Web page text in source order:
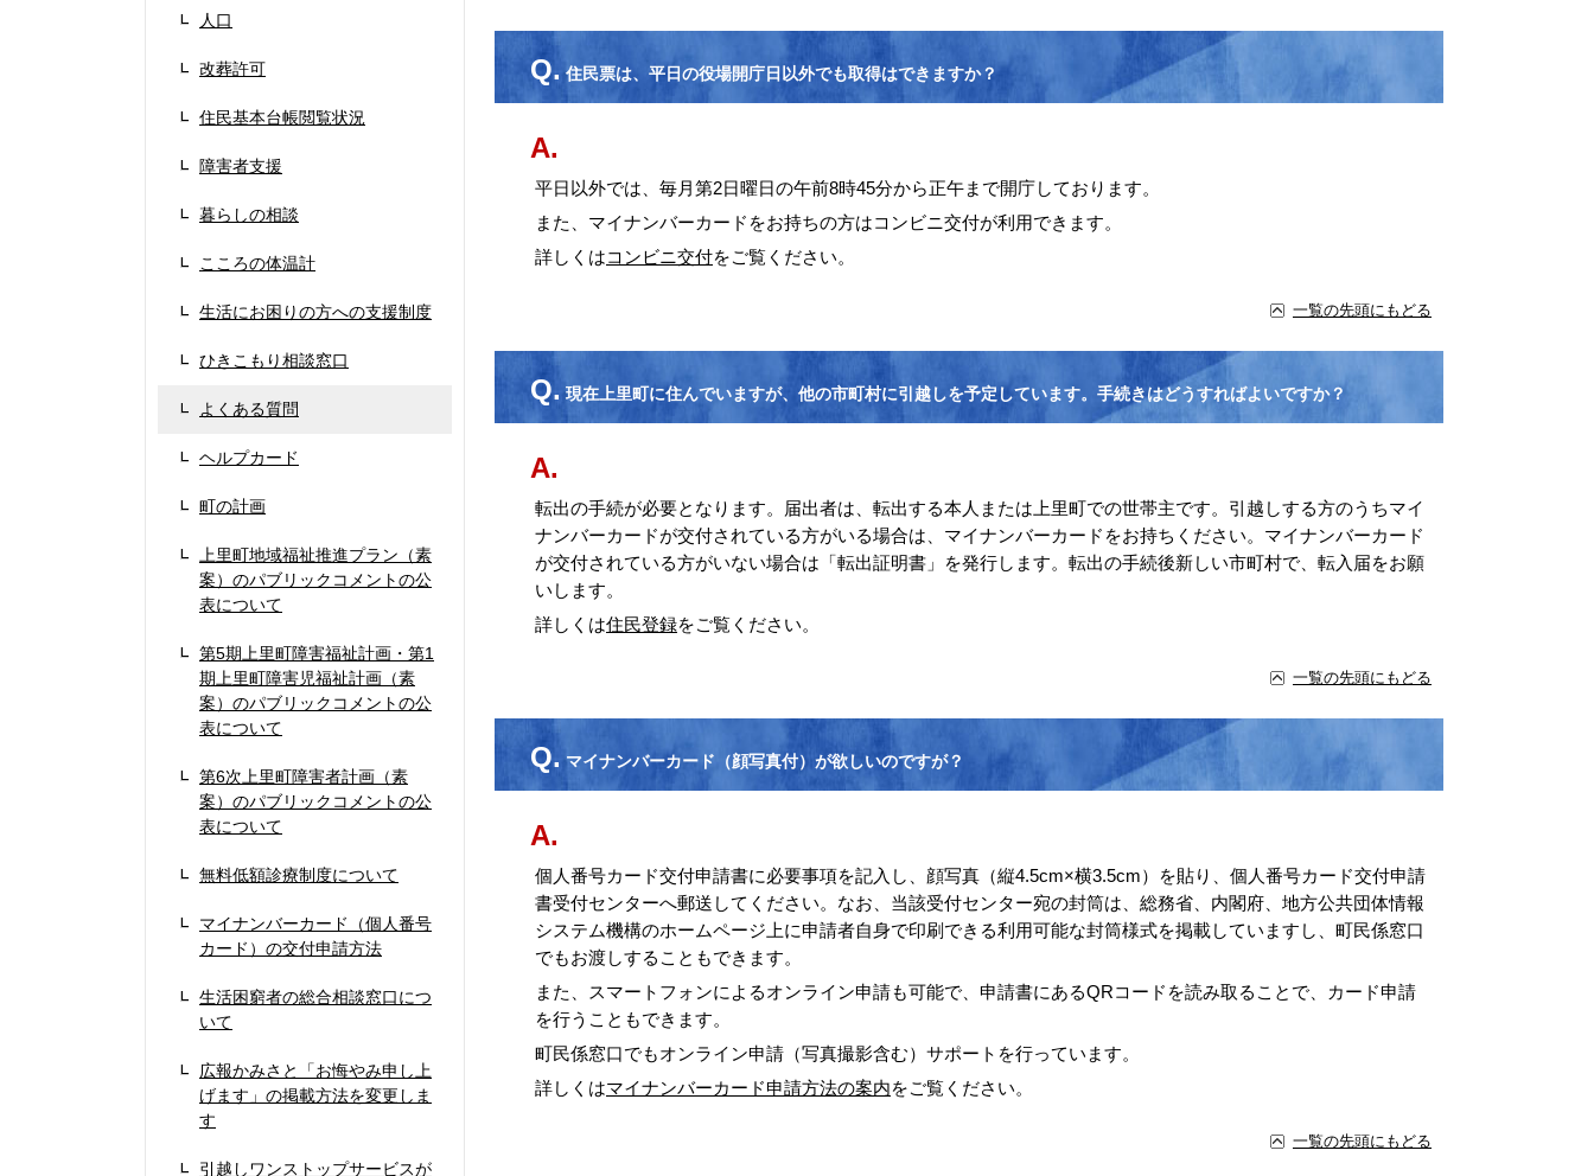
人口
改葬許可
住民基本台帳閲覧状況
障害者支援
暮らしの相談
こころの体温計
生活にお困りの方への支援制度
ひきこもり相談窓口
よくある質問
ヘルプカード
町の計画
上里町地域福祉推進プラン（素
案）のパブリックコメントの公
表について
第5期上里町障害福祉計画・第1
期上里町障害児福祉計画（素
案）のパブリックコメントの公
表について
第6次上里町障害者計画（素
案）のパブリックコメントの公
表について
無料低額診療制度について
マイナンバーカード（個人番号
カード）の交付申請方法
生活困窮者の総合相談窓口につ
いて
広報かみさと「お悔やみ申し上
げます」の掲載方法を変更しま
す
引越しワンストップサービスが
Q. 住民票は、平日の役場開庁日以外でも取得はできますか？
A.
平日以外では、毎月第2日曜日の午前8時45分から正午まで開庁しております。
また、マイナンバーカードをお持ちの方はコンビニ交付が利用できます。
詳しくはコンビニ交付をご覧ください。
一覧の先頭にもどる
Q. 現在上里町に住んでいますが、他の市町村に引越しを予定しています。手続きはどうすればよいですか？
A.
転出の手続が必要となります。届出者は、転出する本人または上里町での世帯主です。引越しする方のうちマイ
ナンバーカードが交付されている方がいる場合は、マイナンバーカードをお持ちください。マイナンバーカード
が交付されている方がいない場合は「転出証明書」を発行します。転出の手続後新しい市町村で、転入届をお願
いします。
詳しくは住民登録をご覧ください。
一覧の先頭にもどる
Q. マイナンバーカード（顔写真付）が欲しいのですが？
A.
個人番号カード交付申請書に必要事項を記入し、顔写真（縦4.5cm×横3.5cm）を貼り、個人番号カード交付申請
書受付センターへ郵送してください。なお、当該受付センター宛の封筒は、総務省、内閣府、地方公共団体情報
システム機構のホームページ上に申請者自身で印刷できる利用可能な封筒様式を掲載していますし、町民係窓口
でもお渡しすることもできます。
また、スマートフォンによるオンライン申請も可能で、申請書にあるQRコードを読み取ることで、カード申請
を行うこともできます。
町民係窓口でもオンライン申請（写真撮影含む）サポートを行っています。
詳しくはマイナンバーカード申請方法の案内をご覧ください。
一覧の先頭にもどる